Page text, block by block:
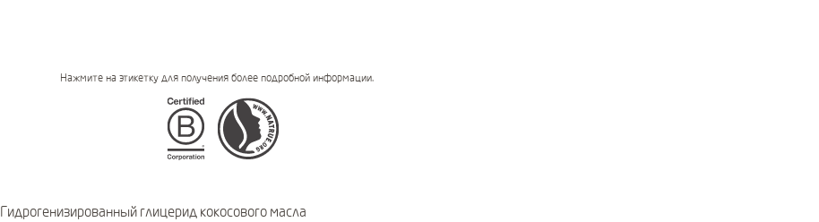
Certifications
Нажмите на этикетку для получения более подробной информации.
Гидрогенизированный глицерид кокосового масла